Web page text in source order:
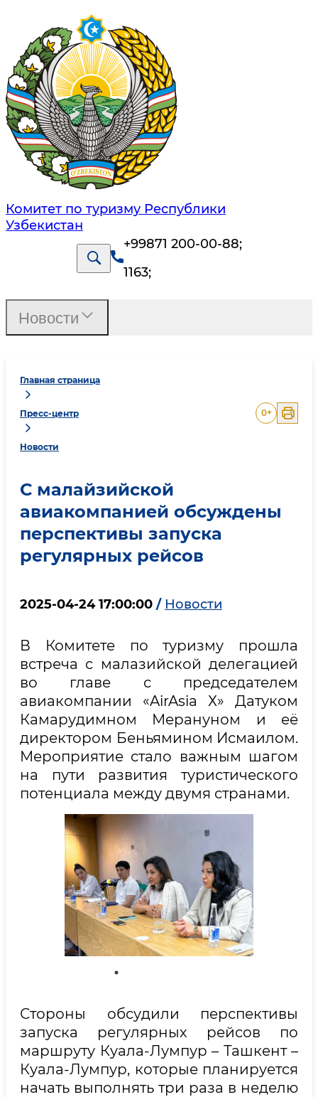
Комитет по туризму Республики
Узбекистан
+99871 200-00-88;
1163;
Главная страница
Пресс-центр
Новости
0+
С малайзийской
авиакомпанией обсуждены
перспективы запуска
регулярных рейсов
2025-04-24 17:00:00 / Новости
В Комитете по туризму прошла
встреча с малазийской делегацией
во главе с председателем
авиакомпании «AirAsia Х» Датуком
Камарудимном Мерануном и её
директором Беньямином Исмаилом.
Мероприятие стало важным шагом
на пути развития туристического
потенциала между двумя странами.
Стороны обсудили перспективы
запуска регулярных рейсов по
маршруту Куала-Лумпур – Ташкент –
Куала-Лумпур, которые планируется
начать выполнять три раза в неделю
Новости